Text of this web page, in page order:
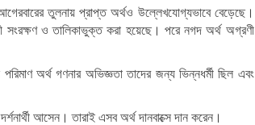
আগেরবারের তুলনায় প্রাপ্ত অর্থও উল্লেখযোগ্যভাবে বেড়েছে।
সংরক্ষণ ও তালিকাভুক্ত করা হয়েছে। পরে নগদ অর্থ অগ্রণী
অর্থ গণনার অভিজ্ঞতা তাদের জন্য ভিন্নধর্মী ছিল এবং
আসেন। তারাই এসব অর্থ দানবাক্সে দান করেন।